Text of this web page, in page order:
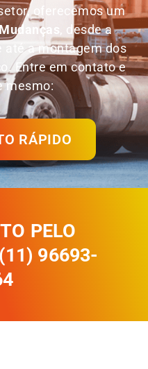
oferecemos um
, desde a
até a montagem dos
Entre em contato e
mesmo:
RÁPIDO
PELO
96693-